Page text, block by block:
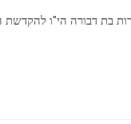
בת דבורה הי"ו להקדשת